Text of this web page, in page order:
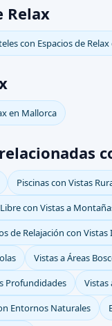
Relax
con Espacios de
en Mallorca
Piscinas con Vistas
con Vistas a
de Relajación con
Vistas a Áreas
Profundidades Vistas
Entornos Naturales